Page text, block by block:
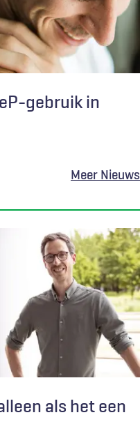
gebruik in
Meer Nieuws
als het een